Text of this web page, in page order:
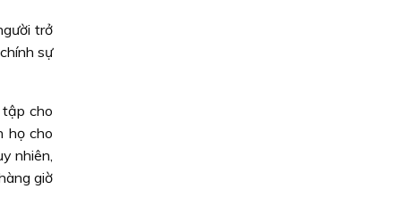
trở
sự
cho
họ cho
nhiên,
giờ